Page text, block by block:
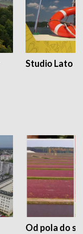
Studio Lato
Od pola do